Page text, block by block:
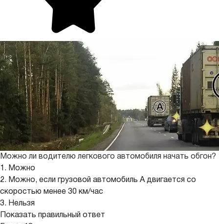
Можно ли водителю легкового автомобиля начать обгон?
1. Можно
2. Можно, если грузовой автомобиль А двигается со
скоростью менее 30 км/час
3. Нельзя
Показать правильный ответ